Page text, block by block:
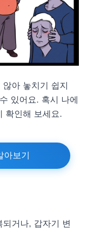
아 놓치기 쉽지
있어요. 혹시 나에
확인해 보세요.
아보기
거나, 갑자기 변